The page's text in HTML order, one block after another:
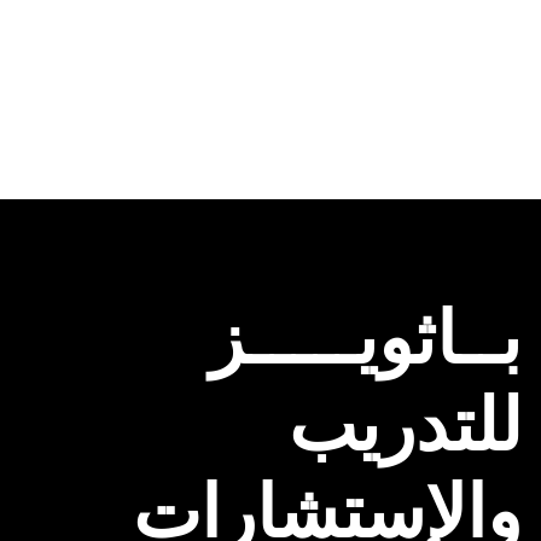
بــاثويـــــز
للتدريب
والإستشارات